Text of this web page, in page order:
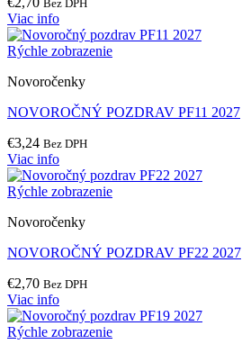
Bez DPH
Viac info
Rýchle zobrazenie
Novoročenky
NOVOROČNÝ POZDRAV PF11 2027
€3,24 Bez DPH
Viac info
Rýchle zobrazenie
Novoročenky
NOVOROČNÝ POZDRAV PF22 2027
€2,70 Bez DPH
Viac info
Rýchle zobrazenie